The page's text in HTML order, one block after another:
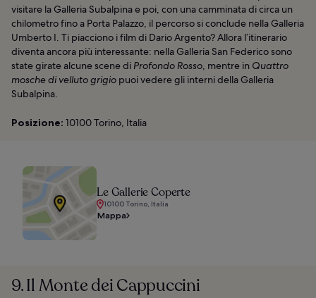
visitare la Galleria Subalpina e poi, con una camminata di circa un
chilometro fino a Porta Palazzo, il percorso si conclude nella Galleria
Umberto I. Ti piacciono i film di Dario Argento? Allora l’itinerario
diventa ancora più interessante: nella Galleria San Federico sono
state girate alcune scene di Profondo Rosso, mentre in Quattro
mosche di velluto grigio puoi vedere gli interni della Galleria
Subalpina.
Posizione: 10100 Torino, Italia
Le Gallerie Coperte
10100 Torino, Italia
Mappa
9. Il Monte dei Cappuccini